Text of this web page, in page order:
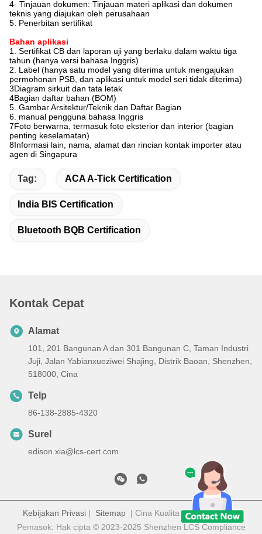
4- Tinjauan dokumen: Tinjauan materi aplikasi dan dokumen
teknis yang diajukan oleh perusahaan
5. Penerbitan sertifikat
Bahan aplikasi
1. Sertifikat CB dan laporan uji yang berlaku dalam waktu tiga
tahun (hanya versi bahasa Inggris)
2. Label (hanya satu model yang diterima untuk mengajukan
permohonan PSB, dan aplikasi untuk model seri tidak diterima)
3Diagram sirkuit dan tata letak
4Bagian daftar bahan (BOM)
5. Gambar Arsitektur/Teknik dan Daftar Bagian
6. manual pengguna bahasa Inggris
7Foto berwarna, termasuk foto eksterior dan interior (bagian
penting keselamatan)
8Informasi lain, nama, alamat dan rincian kontak importer atau
agen di Singapura
Tag: ACA A-Tick Certification
India BIS Certification
Bluetooth BQB Certification
Kontak Cepat
Alamat
101, 201 Bangunan A dan 301 Bangunan C, Taman Industri
Juji, Jalan Yabianxueziwei Shajing, Distrik Baoan, Shenzhen,
518000, Cina
Telp
86-138-2885-4320
Surel
edison.xia@lcs-cert.com
Kebijakan Privasi| Sitemap| Cina Kualitas Baik Sertifikasi
Pemasok. Hak cipta © 2023-2025 Shenzhen LCS Compliance